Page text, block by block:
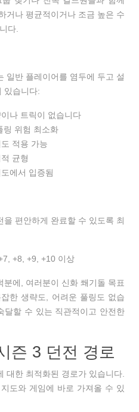
거나 평균적이거나 조금 높은 수
다.
일반 플레이어를 염두에 두고 설
있습니다:
나 트릭이 없습니다
링 위험 최소화
적용 가능
균형
에서 입증됨
편안하게 완료할 수 있도록 최
+8, +9, +10 이상
에, 여러분이 신화 쐐기돌 목표
한 생략도, 어려운 풀링도 없습
달할 수 있는 직관적이고 안전한
즌 3 던전 경로
대한 최적화된 경로가 있습니다.
도와 게임에 바로 가져올 수 있